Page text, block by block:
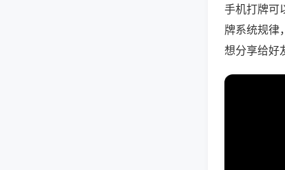
手机打牌可
牌系统规律
想分享给好